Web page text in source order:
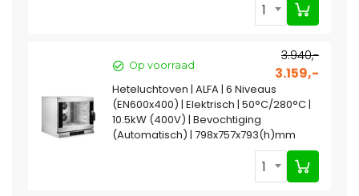
1
Op voorraad
3.940,-
3.159,-
Heteluchtoven | ALFA | 6 Niveaus
(EN600x400) | Elektrisch | 50°C/280°C |
10.5kW (400V) | Bevochtiging
(Automatisch) | 798x757x793(h)mm
1